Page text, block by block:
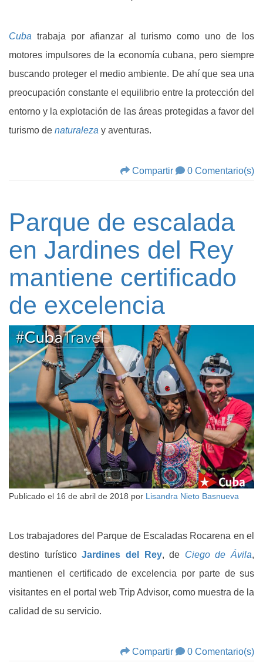
Cuba trabaja por afianzar al turismo como uno de los
motores impulsores de la economía cubana, pero siempre
buscando proteger el medio ambiente. De ahí que sea una
preocupación constante el equilibrio entre la protección del
entorno y la explotación de las áreas protegidas a favor del
turismo de naturaleza y aventuras.
Compartir 0 Comentario(s)
Parque de escalada
en Jardines del Rey
mantiene certificado
de excelencia
Publicado el 16 de abril de 2018 por Lisandra Nieto Basnueva
Los trabajadores del Parque de Escaladas Rocarena en el
destino turísticoJardines del Rey, de Ciego de Ávila,
mantienen el certificado de excelencia por parte de sus
visitantes en el portal web Trip Advisor, como muestra de la
calidad de su servicio.
Compartir 0 Comentario(s)